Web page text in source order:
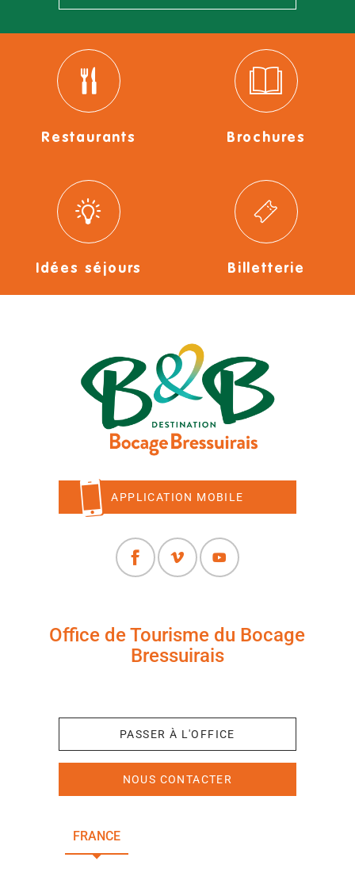
Restaurants Brochures
Idées séjours Billetterie
APPLICATION MOBILE
Office de Tourisme du Bocage
Bressuirais
PASSER À L'OFFICE
NOUS CONTACTER
FRANCE